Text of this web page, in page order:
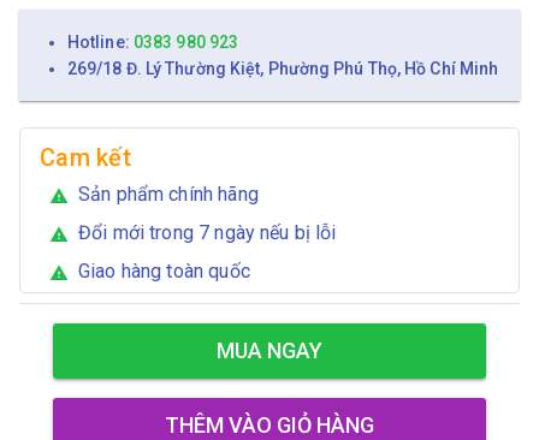
Hotline: 0383 980 923
269/18 Đ. Lý Thường Kiệt, Phường Phú Thọ, Hồ Chí Minh
Cam kết
warning Sản phẩm chính hãng
warning Đổi mới trong 7 ngày nếu bị lỗi
warning Giao hàng toàn quốc
MUA NGAY
THÊM VÀO GIỎ HÀNG